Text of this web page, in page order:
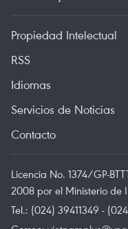
Propiedad Intelectual
RSS
Idiomas
Servicios de Noticias
Contacto
Licencia No. 1374/GP-
2008 por el Ministerio de
Tel.: (024) 39411349 -